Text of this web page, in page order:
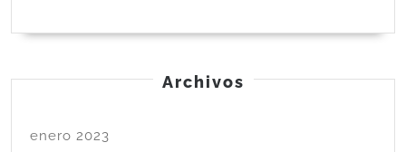
Archivos
enero 2023